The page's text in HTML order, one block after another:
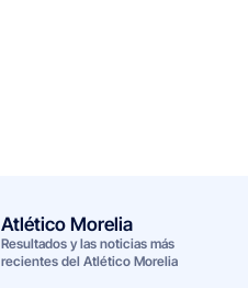
Atlético Morelia
Resultados y las noticias más
recientes del Atlético Morelia